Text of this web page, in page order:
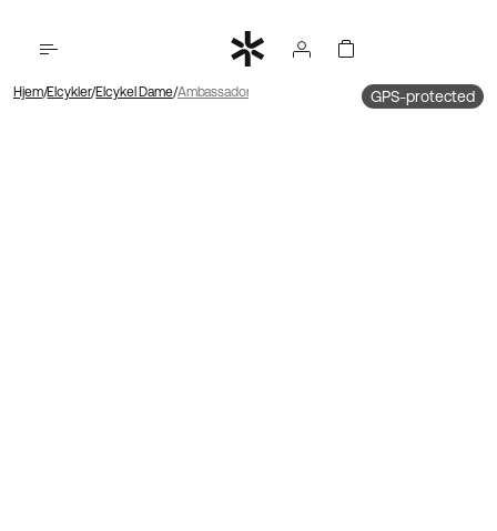
Hjem Elcykler Elcykel Dame Ambassador 4 Forhjulsmotor | Kæde | Fodbremse
GPS-protected